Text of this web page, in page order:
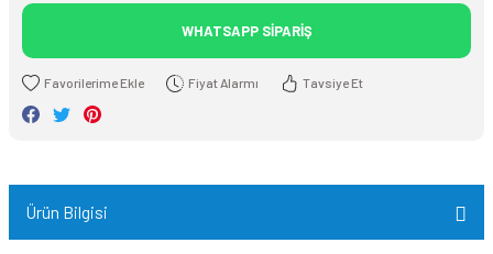
WHATSAPP SİPARİŞ
Fiyat Alarmı Tavsiye Et
Ürün Bilgisi